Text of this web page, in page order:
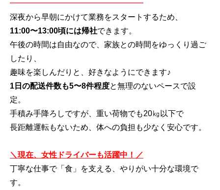
━━━━━━━━━━━━━━━━━
深夜から早朝にかけて業務をスタートするため、
11:00〜13:00頃には帰社できます。
午後の時間は自由なので、家族との時間をゆっくり過ご
したり、
趣味を楽しんだりと、好きなようにできます♪
1日の配送件数も5〜8件程度と無理のないペースで設
定。
手積み手降ろしですが、重い荷物でも20㎏以下で
長距離運転もないため、体への負担も少なく安心です。
＼現在、女性ドライバーも活躍中！／
丁寧な仕事で「食」を支える、やりがい十分な環境で
す。